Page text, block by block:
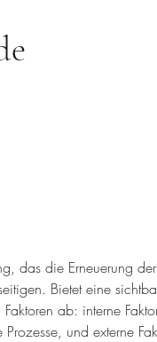
das die Erneuerung
Bietet eine
ab: interne
und externe